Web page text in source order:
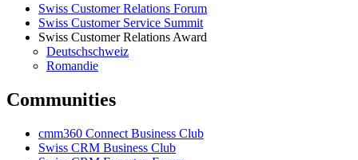
Swiss Customer Relations Forum
Swiss Customer Service Summit
Swiss Customer Relations Award
Deutschschweiz
Romandie
Communities
cmm360 Connect Business Club
Swiss CRM Business Club